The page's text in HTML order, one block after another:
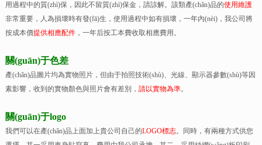
用過程中的質(zhì)保，因此不留質(zhì)保金，請諒解。該類產(chǎn)品的使用維護
非常重要，人為損壞時有發(fā)生，使用過程中如有損壞，一年內(nèi)，我公司將
按成本價提供相應配件，一年后按工本費收取相應費用。
關(guān)于色差
產(chǎn)品圖片均為實物照片，但由于拍照技術(shù)、光線、顯示器參數(shù)等因
素影響，收到的實物顏色與照片會有差別， 請以實物為準。
關(guān)于logo
我們可以在產(chǎn)品上面加上貴公司自己的LOGO標志。同時，有兩種方式供您